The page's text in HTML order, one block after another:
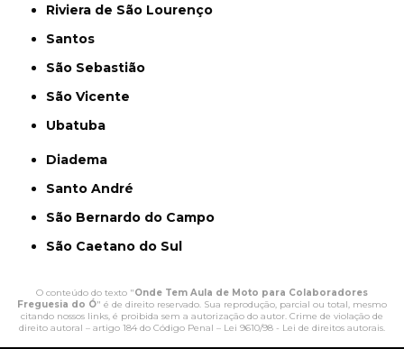
Riviera de São Lourenço
Santos
São Sebastião
São Vicente
Ubatuba
Diadema
Santo André
São Bernardo do Campo
São Caetano do Sul
O conteúdo do texto "Onde Tem Aula de Moto para Colaboradores
Freguesia do Ó" é de direito reservado. Sua reprodução, parcial ou total, mesmo
citando nossos links, é proibida sem a autorização do autor. Crime de violação de
direito autoral – artigo 184 do Código Penal – Lei 9610/98 - Lei de direitos autorais.